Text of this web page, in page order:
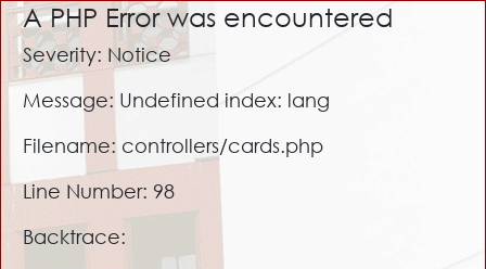
A PHP Error was encountered
Severity: Notice
Message: Undefined index: lang
Filename: controllers/cards.php
Line Number: 98
Backtrace: